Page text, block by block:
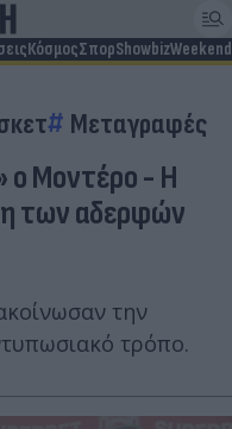
ΚόσμοςΣπορShowbizWeekend
Μεταγραφές
ο Μοντέρο - Η
των αδερφών
την
τρόπο.